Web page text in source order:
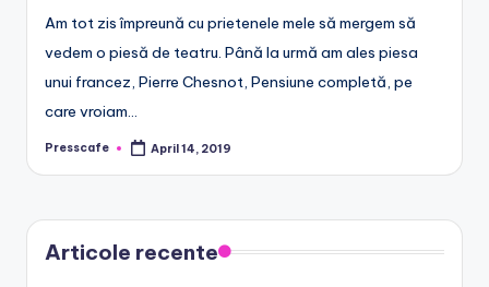
r
o
Am tot zis împreună cu prietenele mele să mergem să
vedem o piesă de teatru. Până la urmă am ales piesa
unui francez, Pierre Chesnot, Pensiune completă, pe
care vroiam…
Posted
Presscafe April 14, 2019
Articole recente